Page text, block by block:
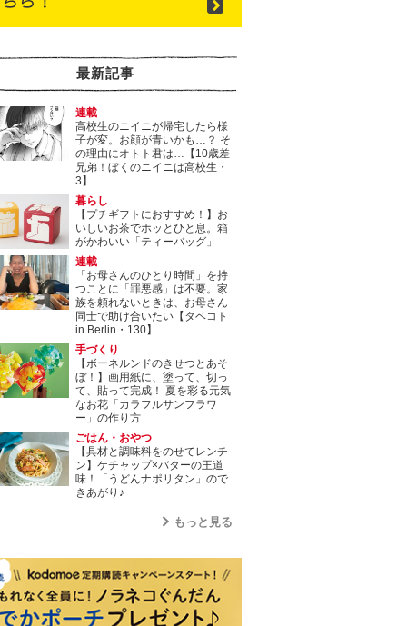
最新記事
連載
高校生のニイニが帰宅したら様
子が変。お顔が青いかも…？ そ
の理由にオトト君は…【10歳差
兄弟！ぼくのニイニは高校生・
3】
暮らし
【プチギフトにおすすめ！】お
いしいお茶でホッとひと息。箱
がかわいい「ティーバッグ」
連載
「お母さんのひとり時間」を持
つことに「罪悪感」は不要。家
族を頼れないときは、お母さん
同士で助け合いたい【タベコト
in Berlin・130】
手づくり
【ボーネルンドのきせつとあそ
ぼ！】画用紙に、塗って、切っ
て、貼って完成！ 夏を彩る元気
なお花「カラフルサンフラワ
ー」の作り方
ごはん・おやつ
【具材と調味料をのせてレンチ
ン】ケチャップ×バターの王道
味！「うどんナポリタン」ので
きあがり♪
もっと見る